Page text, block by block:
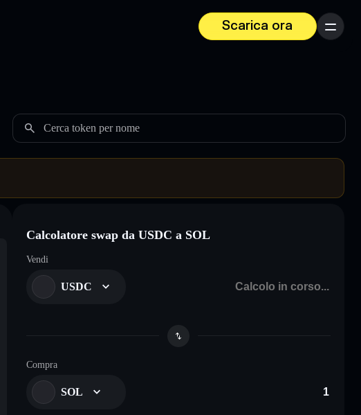
Scarica ora
Menu
Cerca token per nome
Calcolatore swap da USDC a SOL
Vendi
USDC
Compra
SOL